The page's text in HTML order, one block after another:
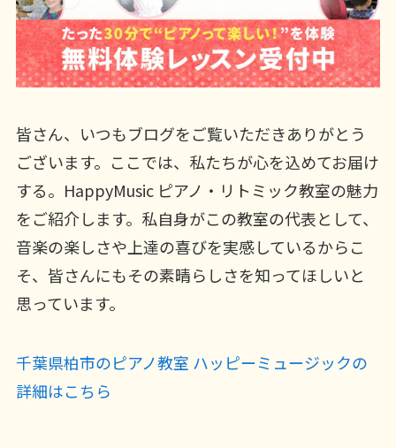
皆さん、いつもブログをご覧いただきありがとう
ございます。ここでは、私たちが心を込めてお届け
する。HappyMusic ピアノ・リトミック教室の魅力
をご紹介します。私自身がこの教室の代表として、
音楽の楽しさや上達の喜びを実感しているからこ
そ、皆さんにもその素晴らしさを知ってほしいと
思っています。
千葉県柏市のピアノ教室 ハッピーミュージックの
詳細はこちら